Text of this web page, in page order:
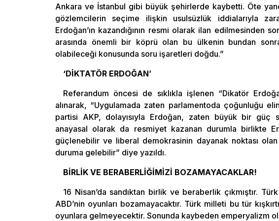
Ankara ve İstanbul gibi büyük şehirlerde kaybetti. Öte
gözlemcilerin seçime ilişkin usulsüzlük iddialarıyla
Erdoğan’ın kazandığının resmi olarak ilan edilmesinden
arasında önemli bir köprü olan bu ülkenin bundan
olabileceği konusunda soru işaretleri doğdu.”
‘DİKTATÖR ERDOĞAN’
Referandum öncesi de sıklıkla işlenen “Dikatör
alınarak, “Uygulamada zaten parlamentoda çoğunluğu
partisi AKP, dolayısıyla Erdoğan, zaten büyük bir güç
anayasal olarak da resmiyet kazanan durumla birlikte
güçlenebilir ve liberal demokrasinin dayanak noktası
duruma gelebilir” diye yazıldı.
BİRLİK VE BERABERLİĞİMİZİ BOZAMAYACAKLAR!
16 Nisan’da sandıktan birlik ve beraberlik çıkmıştır.
ABD’nin oyunları bozamayacaktır. Türk milleti bu tür
oyunlara gelmeyecektir. Sonunda kaybeden emperyalizm